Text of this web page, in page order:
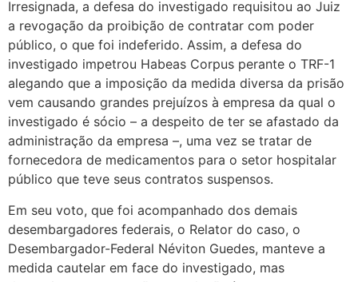
Irresignada, a defesa do investigado requisitou ao Juiz
a revogação da proibição de contratar com poder
público, o que foi indeferido. Assim, a defesa do
investigado impetrou Habeas Corpus perante o TRF-1
alegando que a imposição da medida diversa da prisão
vem causando grandes prejuízos à empresa da qual o
investigado é sócio – a despeito de ter se afastado da
administração da empresa –, uma vez se tratar de
fornecedora de medicamentos para o setor hospitalar
público que teve seus contratos suspensos.
Em seu voto, que foi acompanhado dos demais
desembargadores federais, o Relator do caso, o
Desembargador-Federal Néviton Guedes, manteve a
medida cautelar em face do investigado, mas